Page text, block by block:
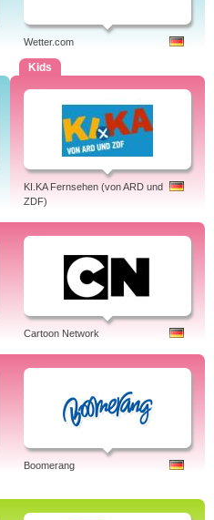
Wetter.com
Kids
KI.KA Fernsehen (von ARD und
ZDF)
Cartoon Network
Boomerang